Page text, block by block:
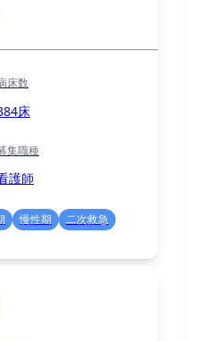
床数
床
集職種
護師
慢性期
二次救急